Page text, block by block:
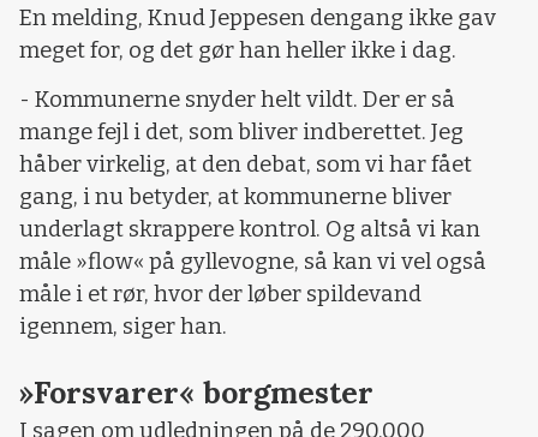
En melding, Knud Jeppesen dengang ikke gav
meget for, og det gør han heller ikke i dag.
- Kommunerne snyder helt vildt. Der er så
mange fejl i det, som bliver indberettet. Jeg
håber virkelig, at den debat, som vi har fået
gang, i nu betyder, at kommunerne bliver
underlagt skrappere kontrol. Og altså vi kan
måle »flow« på gyllevogne, så kan vi vel også
måle i et rør, hvor der løber spildevand
igennem, siger han.
»Forsvarer« borgmester
I sagen om udledningen på de 290.000